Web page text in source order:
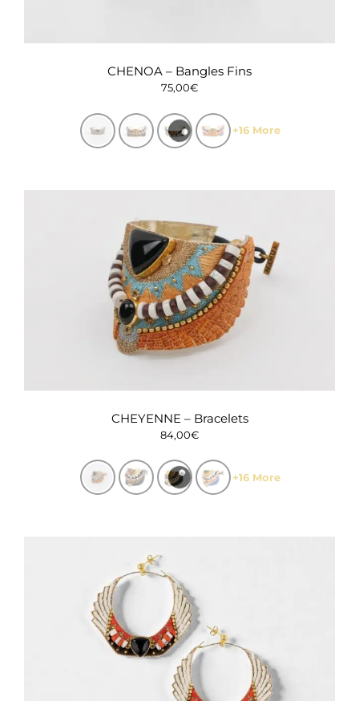
CHENOA – Bangles Fins
75,00€
+16 More
CHEYENNE – Bracelets
84,00€
+16 More